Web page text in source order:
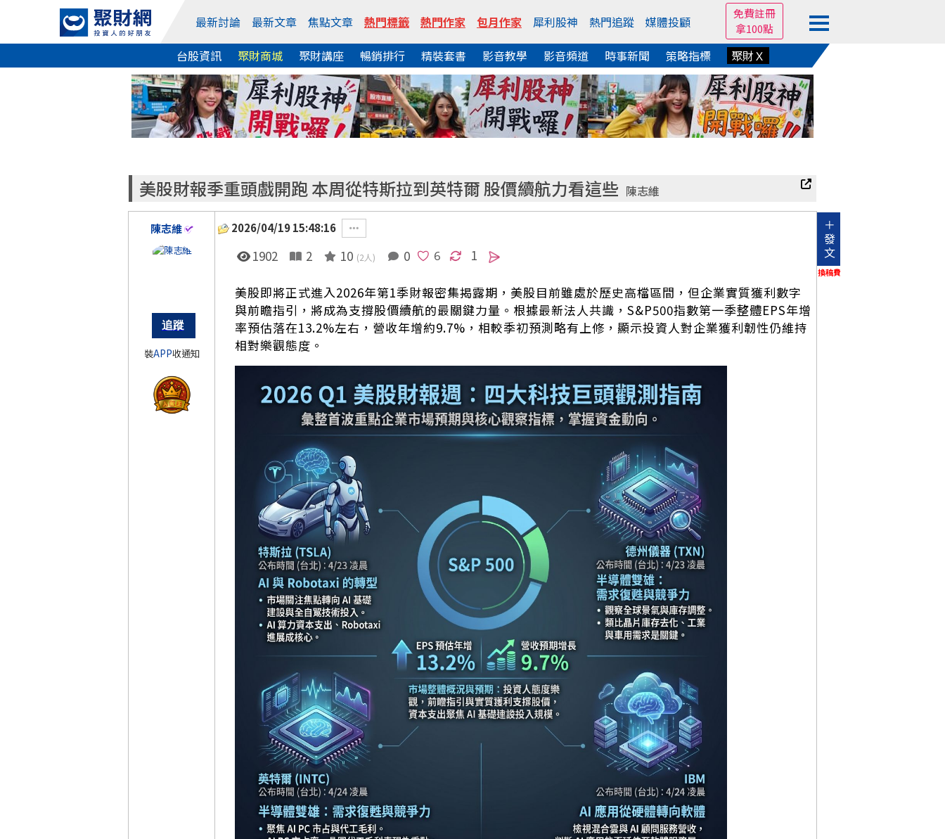
最新討論 最新文章 焦點文章 熱門標籤 熱門作家 包月作家 犀利股神 熱門追蹤 媒體投顧
免費註冊
拿100點
台股資訊 聚財商城 聚財講座 暢銷排行 精裝套書 影音教學 影音頻道 時事新聞 策略指標 聚財Ｘ
美股財報季重頭戲開跑 本周從特斯拉到英特爾 股價續航力看這些 陳志維
陳志維
裝APP收通知
2026/04/19 15:48:16
＋
發
文
換稿費
1902 2 10 (2人) 0 1
美股即將正式進入2026年第1季財報密集揭露期，美股目前雖處於歷史高檔區間，但企業實質獲利數字
與前瞻指引，將成為支撐股價續航的最關鍵力量。根據最新法人共識，S&P500指數第一季整體EPS年增
率預估落在13.2%左右，營收年增約9.7%，相較季初預測略有上修，顯示投資人對企業獲利韌性仍維持
相對樂觀態度。